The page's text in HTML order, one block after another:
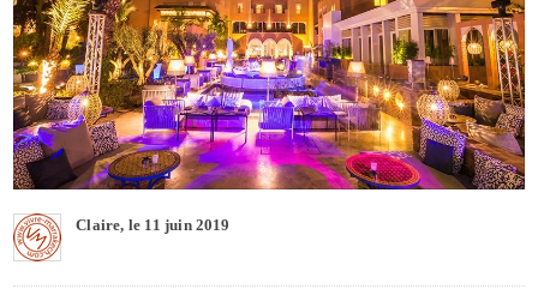
Claire, le 11 juin 2019